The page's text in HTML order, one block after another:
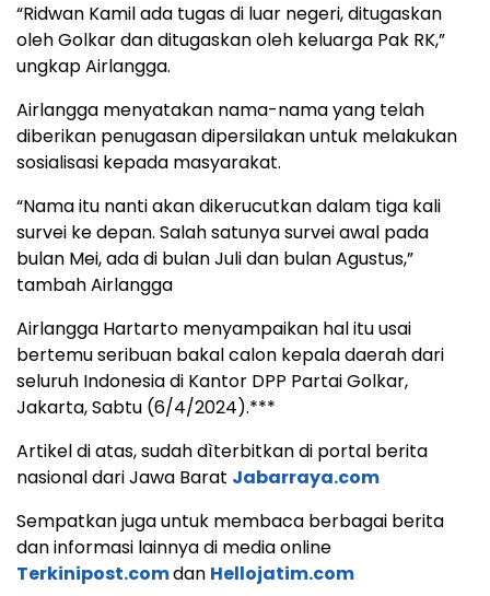
“Ridwan Kamil ada tugas di luar negeri, ditugaskan
oleh Golkar dan ditugaskan oleh keluarga Pak RK,”
ungkap Airlangga.
Airlangga menyatakan nama-nama yang telah
diberikan penugasan dipersilakan untuk melakukan
sosialisasi kepada masyarakat.
“Nama itu nanti akan dikerucutkan dalam tiga kali
survei ke depan. Salah satunya survei awal pada
bulan Mei, ada di bulan Juli dan bulan Agustus,”
tambah Airlangga
Airlangga Hartarto menyampaikan hal itu usai
bertemu seribuan bakal calon kepala daerah dari
seluruh Indonesia di Kantor DPP Partai Golkar,
Jakarta, Sabtu (6/4/2024).***
Artikel di atas, sudah dìterbitkan di portal berita
nasional dari Jawa Barat Jabarraya.com
Sempatkan juga untuk membaca berbagai berita
dan informasi lainnya di media online
Terkinipost.comdan Hellojatim.com